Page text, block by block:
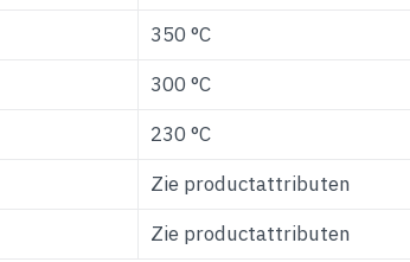
350 °C
300 °C
230 °C
Zie productattributen
Zie productattributen